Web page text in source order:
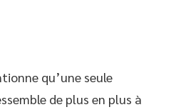
qu’une seule
de plus en plus à